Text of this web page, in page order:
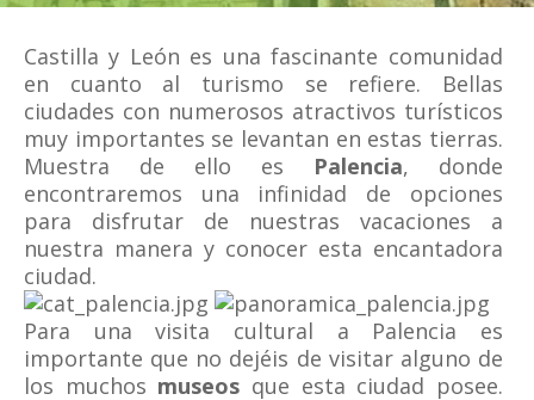
Castilla y León es una fascinante comunidad
en cuanto al turismo se refiere. Bellas
ciudades con numerosos atractivos turísticos
muy importantes se levantan en estas tierras.
Muestra de ello es Palencia, donde
encontraremos una infinidad de opciones
para disfrutar de nuestras vacaciones a
nuestra manera y conocer esta encantadora
ciudad.
Para una visita cultural a Palencia es
importante que no dejéis de visitar alguno de
los muchos museos que esta ciudad posee.